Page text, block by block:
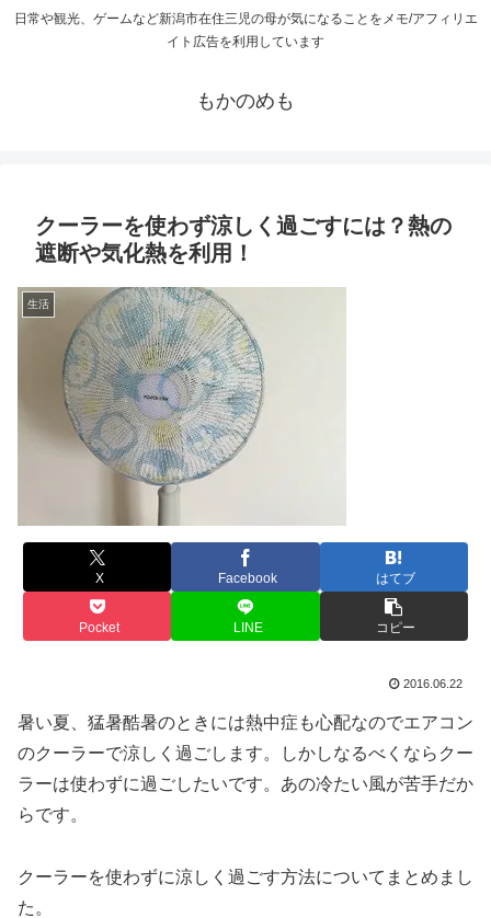
日常や観光、ゲームなど新潟市在住三児の母が気になることをメモ/アフィリエ
イト広告を利用しています
もかのめも
クーラーを使わず涼しく過ごすには？熱の
遮断や気化熱を利用！
生活
X Facebook はてブ
Pocket LINE コピー
2016.06.22
暑い夏、猛暑酷暑のときには熱中症も心配なのでエアコン
のクーラーで涼しく過ごします。しかしなるべくならクー
ラーは使わずに過ごしたいです。あの冷たい風が苦手だか
らです。
クーラーを使わずに涼しく過ごす方法についてまとめまし
た。